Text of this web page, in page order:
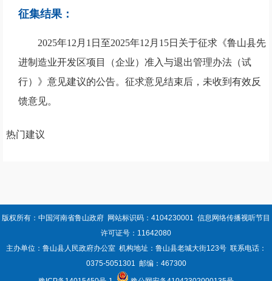
征集结果：
2025年12月1日至2025年12月15日 关于征求《鲁山县先
进制造业开发区项目（企业）准入与退出管理办法（试
行）》意见建议的公告。征求意见结束后，未收到有效反
馈意见。
热门建议
版权所有：中国河南省鲁山政府 网站标识码：4104230001 信息网络传播视听节目
许可证号：11642080
主办单位：鲁山县人民政府办公室 机构地址：鲁山县老城大街123号 联系电话：
0375-5051301 邮编：467300